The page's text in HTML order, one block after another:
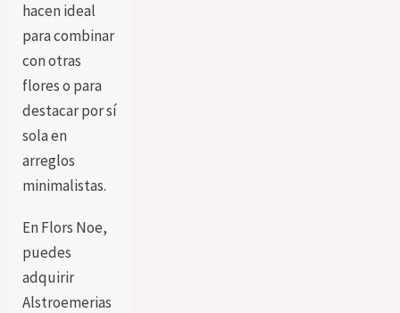
hacen ideal
para combinar
con otras
flores o para
destacar por sí
sola en
arreglos
minimalistas.
En Flors Noe,
puedes
adquirir
Alstroemerias